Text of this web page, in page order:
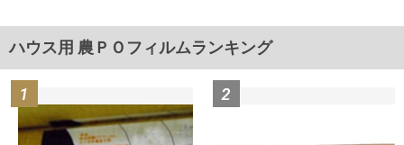
ハウス用 農ＰＯフィルムランキング